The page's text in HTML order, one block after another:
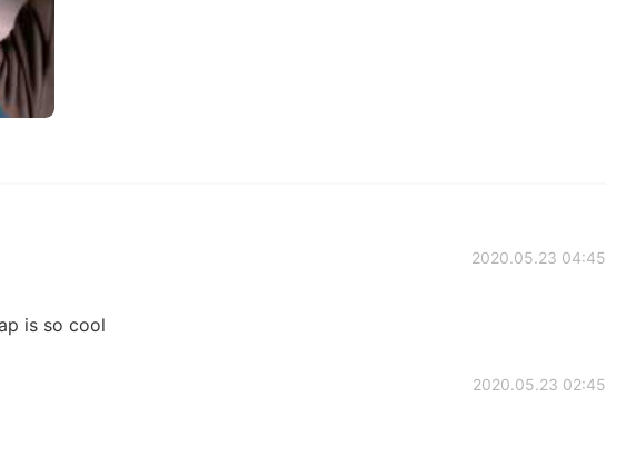
2020.05.23 04:45
is so cool
2020.05.23 02:45